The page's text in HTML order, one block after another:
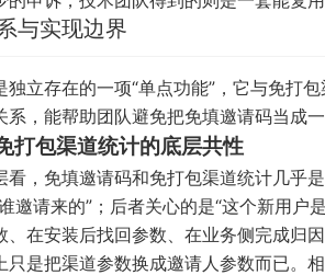
与实现边界
独立存在的一项“单点功能”，它与免打
系，能帮助团队避免把免填邀请码当成
打包渠道统计的底层共性
看，免填邀请码和免打包渠道统计几乎
邀请来的”；后者关心的是“这个新用
、在安装后找回参数、在业务侧完成归
只是把渠道参数换成邀请人参数而已。